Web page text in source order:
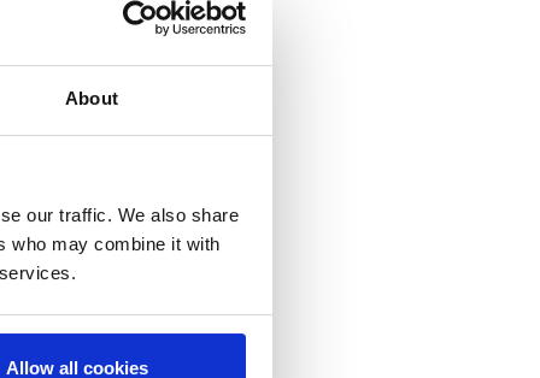
About
our traffic. We also share
who may combine it with
Allow all cookies